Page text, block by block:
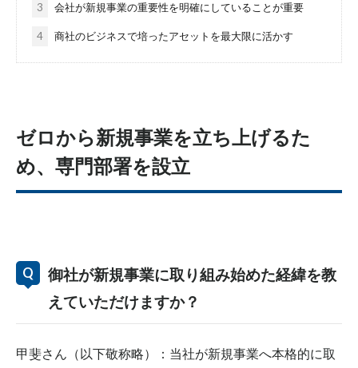
3 会社が新規事業の重要性を明確にしていることが重要
4 商社のビジネスで培ったアセットを最大限に活かす
ゼロから新規事業を立ち上げるた
め、専門部署を設立
御社が新規事業に取り組み始めた経緯を教
えていただけますか？
甲斐さん（以下敬称略）：当社が新規事業へ本格的に取